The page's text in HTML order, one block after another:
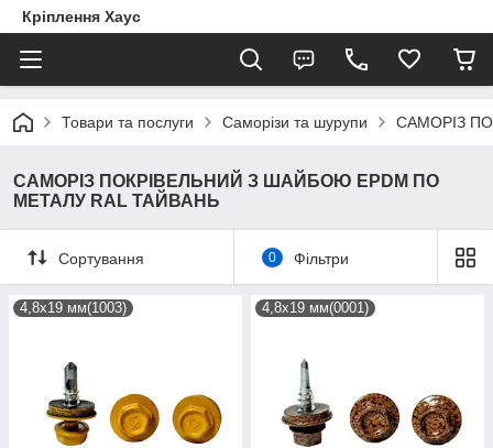
Кріплення Хаус
Товари та послуги Саморізи та шурупи САМОРІЗ
САМОРІЗ ПОКРІВЕЛЬНИЙ З ШАЙБОЮ EPDM ПО
МЕТАЛУ RAL ТАЙВАНЬ
Сортування 0 Фільтри
4,8х19 мм(1003) 4,8х19 мм(0001)